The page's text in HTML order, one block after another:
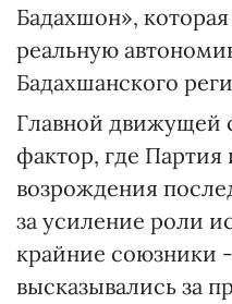
Бадахшон»,
реальную
Бадахшанского
Главной движущей
фактор, где Партия
возрождения
за усиление роли
крайние союзники
высказывались за